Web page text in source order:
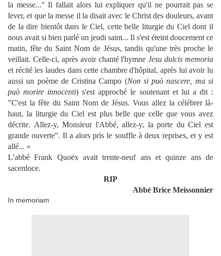
la messe..." Il fallait alors lui expliquer qu'il ne pourrait pas se
lever, et que la messe il la disait avec le Christ des douleurs, avant
de la dire bientôt dans le Ciel, cette belle liturgie du Ciel dont il
nous avait si bien parlé un jeudi saint... Il s'est éteint doucement ce
matin, fête du Saint Nom de Jésus, tandis qu'une très proche le
veillait. Celle-ci, après avoir chanté l'hymneJesu dulcis memoria
et récité les laudes dans cette chambre d'hôpital, après lui avoir lu
aussi un poème de Cristina Campo (Non si può nascere, ma si
può morire innocenti) s'est approché le soutenant et lui a dit :
"C'est la fête du Saint Nom de Jésus. Vous allez la célébrer là-
haut, la liturgie du Ciel est plus belle que celle que vous avez
décrite. Allez-y, Monsieur l'Abbé, allez-y, la porte du Ciel est
grande ouverte". Il a alors pris le souffle à deux reprises, et y est
allé... »
L’abbé Frank Quoëx avait trente-neuf ans et quinze ans de
sacerdoce.
RIP
Abbé Brice Meissonnier
In memoriam